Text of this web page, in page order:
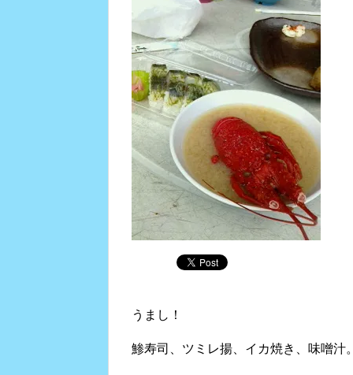
うまし！
鯵寿司、ツミレ揚、イカ焼き、味噌汁。